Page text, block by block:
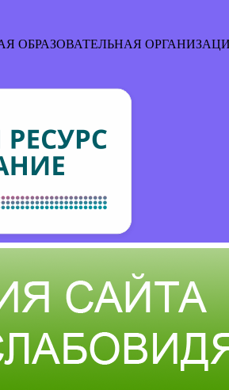
ОБРАЗОВАТЕЛЬНАЯ